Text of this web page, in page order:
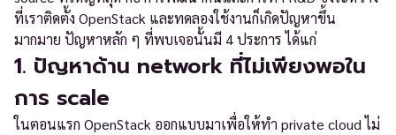
ที่เราติดตั้ง OpenStack และทดลองใช้งานก็เกิดปัญหาขึ้น
มากมาย ปัญหาหลัก ๆ ที่พบเจอนั้นมี 4 ประการ ได้แก่
1. ปัญหาด้าน network ที่ไม่เพียงพอใน
การ scale
ในตอนแรก OpenStack ออกแบบมาเพื่อให้ทำ private cloud ไม่